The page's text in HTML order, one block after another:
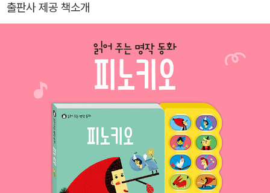
아고에서 살고 있습니다. 이곳에서 어린이책 출판사 ‘산토끼’를 직접
림책을 꾸준히 만들고 있습니다. 그의 책은 15개 언어로 번역되어 여
러 나라에서 출판되었습니다. 쓰고 그린 책으로 『피노키오』 『팔로마
의 유쾌한 임신 그림일기』가 있으며, 『질문의 책』 『가면 쓴 사자』 『빨
간 모자』 등에 그림을 그렸습니다.
출판사 제공 책소개